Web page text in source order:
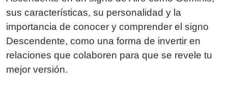
sus características, su personalidad y la
importancia de conocer y comprender el signo
Descendente, como una forma de invertir en
relaciones que colaboren para que se revele tu
mejor versión.